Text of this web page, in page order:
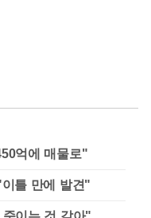
억에 매물로"
틀 만에 발견"